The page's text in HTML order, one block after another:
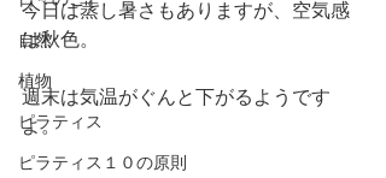
自然
植物
ピラティス
ピラティス１０の原則
今日は蒸し暑さもありますが、空気感
は秋色。
週末は気温がぐんと下がるようです
よ。